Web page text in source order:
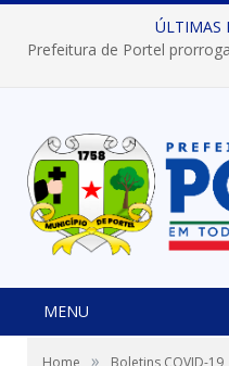
ÚLTIMAS
MENU
»